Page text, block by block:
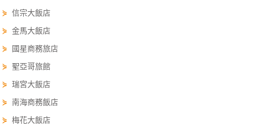
客
滿
意
度
訂
單
⋟信宗大飯店
⋟金馬大飯店
⋟
國星商務旅店
⋟聖亞哥旅館
⋟瑞宮大飯店
⋟南海商務飯店
⋟梅花大飯店